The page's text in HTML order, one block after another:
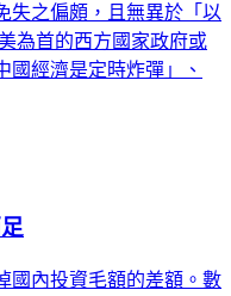
失之偏頗，且無異於「以
為首的西方國家政府或
國經濟是定時炸彈」、
國內投資毛額的差額。數